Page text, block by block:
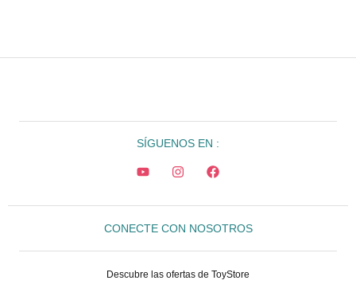
SÍGUENOS EN :
CONECTE CON NOSOTROS
Descubre las ofertas de ToyStore